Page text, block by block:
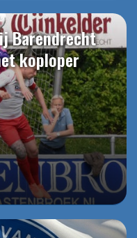
Barendrecht
koploper